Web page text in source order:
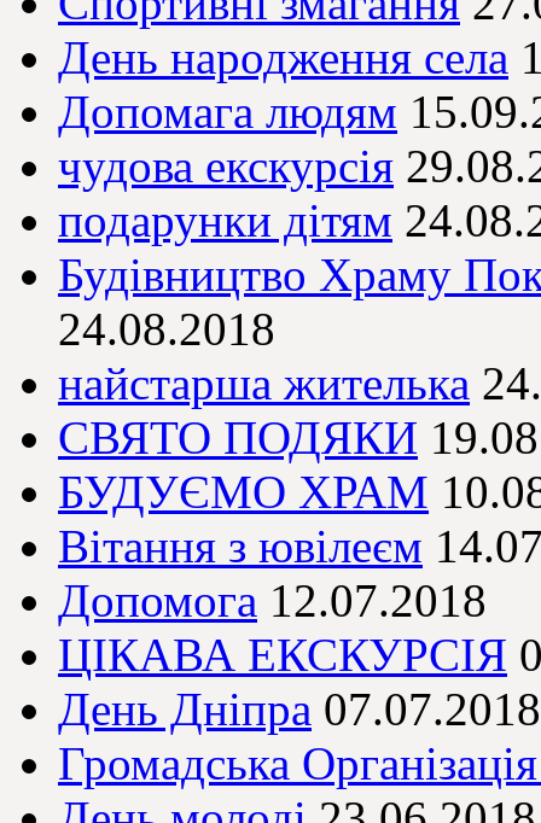
День народження села
Допомага людям
чудова екскурсія
подарунки дітям
Будівництво Храму
24.08.2018
найстарша жителька
СВЯТО ПОДЯКИ
БУДУЄМО ХРАМ
Вітання з ювілеєм
Допомога 12.07.2018
ЦІКАВА ЕКСКУРСІЯ
День Дніпра 07.07.2018
Громадська